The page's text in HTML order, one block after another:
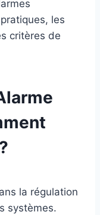
les
critères de
la régulation
systèmes.